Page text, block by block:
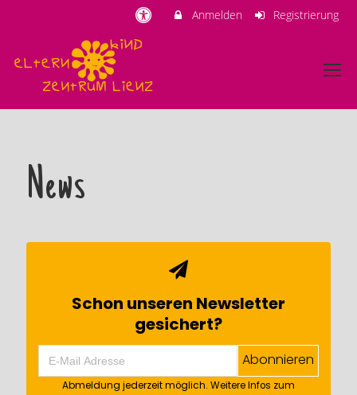
Anmelden Registrierung
News
Schon unseren Newsletter
gesichert?
Abonnieren
Abmeldung jederzeit möglich. Weitere Infos zum